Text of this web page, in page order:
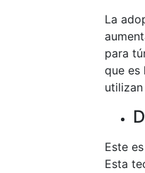
La
para
que es
Este
Esta